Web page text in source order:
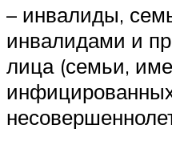
– инвалиды,
инвалидами и
лица (семьи,